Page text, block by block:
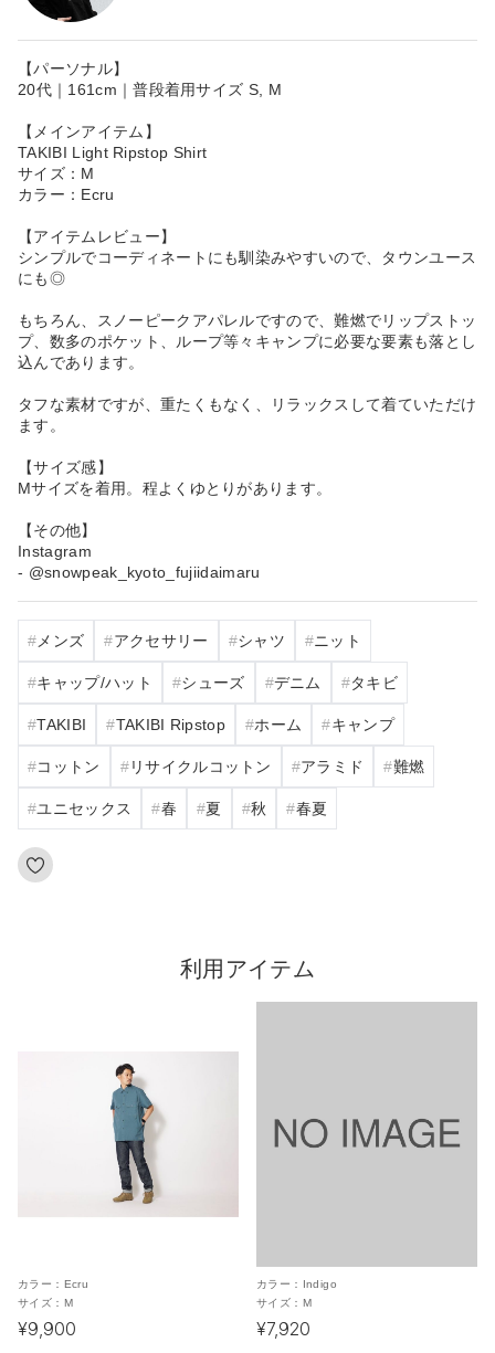
【パーソナル】
20代｜161cm｜普段着用サイズ S, M
【メインアイテム】
TAKIBI Light Ripstop Shirt
サイズ：M
カラー：Ecru
【アイテムレビュー】
シンプルでコーディネートにも馴染みやすいので、タウンユース
にも◎
もちろん、スノーピークアパレルですので、難燃でリップストッ
プ、数多のポケット、ループ等々キャンプに必要な要素も落とし
込んであります。
タフな素材ですが、重たくもなく、リラックスして着ていただけ
ます。
【サイズ感】
Mサイズを着用。程よくゆとりがあります。
【その他】
Instagram
- @snowpeak_kyoto_fujiidaimaru
メンズ アクセサリー シャツ ニット
キャップ/ハット シューズ デニム タキビ
TAKIBI TAKIBI Ripstop ホーム キャンプ
コットン リサイクルコットン アラミド 難燃
ユニセックス 春 夏 秋 春夏
利用アイテム
カラー： Ecru
サイズ： M
¥9,900
カラー： Indigo
サイズ： M
¥7,920